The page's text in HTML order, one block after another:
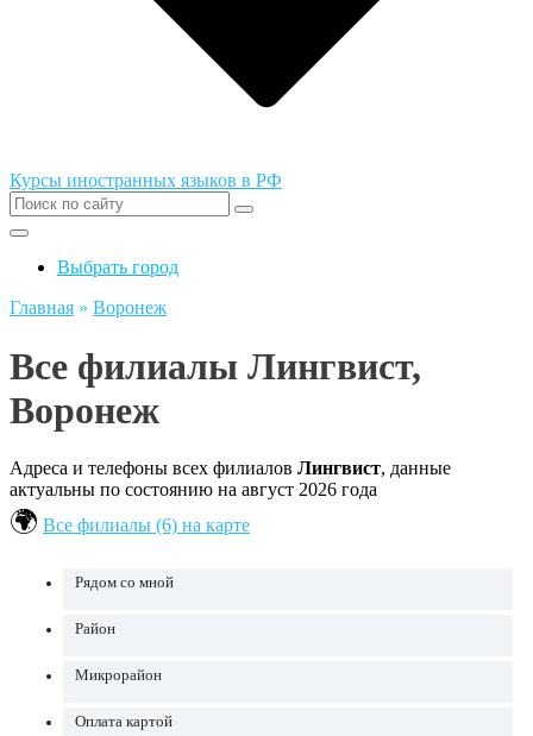
Курсы иностранных языков в РФ
Выбрать город
Главная » Воронеж
Все филиалы Лингвист,
Воронеж
Адреса и телефоны всех филиалов Лингвист, данные
актуальны по состоянию на август 2026 года
Все филиалы (6) на карте
Рядом со мной
Район
Микрорайон
Оплата картой